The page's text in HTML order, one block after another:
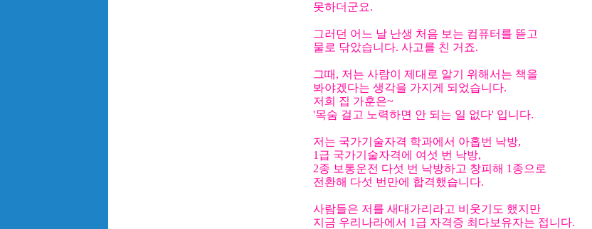
못하더군요.
그러던 어느 날 난생 처음 보는 컴퓨터를 뜯고
물로 닦았습니다. 사고를 친 거죠.
그때, 저는 사람이 제대로 알기 위해서는 책을
봐야겠다는 생각을 가지게 되었습니다.
저희 집 가훈은~
'목숨 걸고 노력하면 안 되는 일 없다' 입니다.
저는 국가기술자격 학과에서 아홉번 낙방,
1급 국가기술자격에 여섯 번 낙방,
2종 보통운전 다섯 번 낙방하고 창피해 1종으로
전환해 다섯 번만에 합격했습니다.
사람들은 저를 새대가리라고 비웃기도 했지만
지금 우리나라에서 1급 자격증 최다보유자는 접니다.